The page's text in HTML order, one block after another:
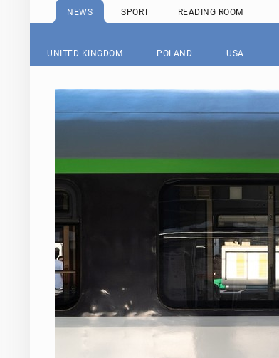
NEWS SPORT READING ROOM
UNITED KINGDOM POLAND USA